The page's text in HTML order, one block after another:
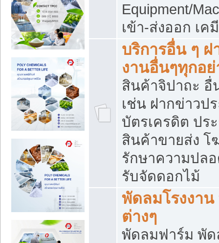
Equipment/
เข้า-ส่งออก เ
บริการอื่น ๆ
งานอื่นๆทุกอ
สินค้าจิปาถะ อื่
เช่น ฝากข่าวป
บัตรเครดิต ปร
สินค้าขายส่ง
รักษาความปล
รับจัดดอกไม้
พัดลมโรงงา
ต่างๆ
พัดลมฟาร์ม พัด